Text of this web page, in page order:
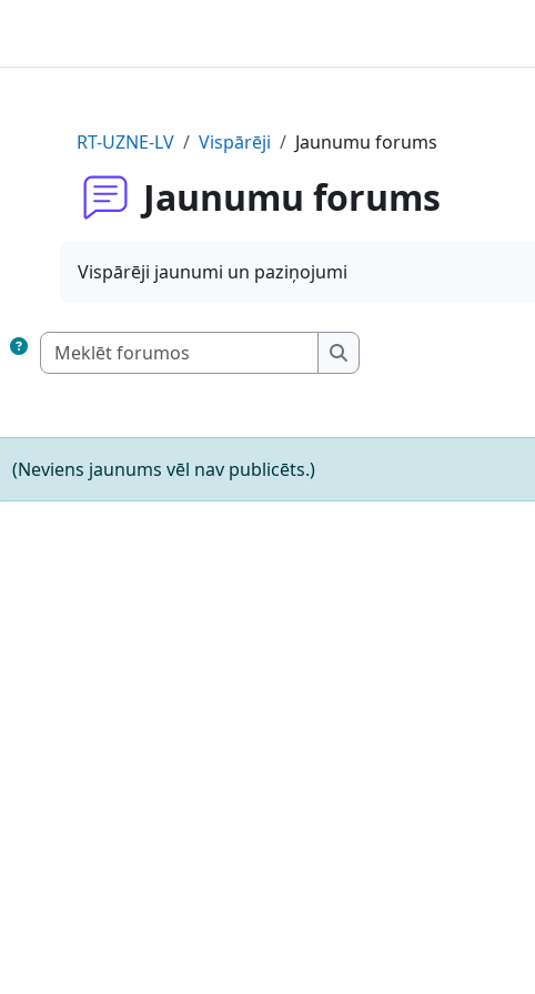
RT-UZNE-LV
Vispārēji Jaunumu forums
Jaunumu forums
Vispārēji jaunumi un paziņojumi
Meklēt forumos
Meklēt forumos
(Neviens jaunums vēl nav publicēts.)